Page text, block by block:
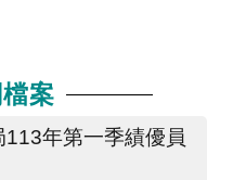
案
年第一季績優員